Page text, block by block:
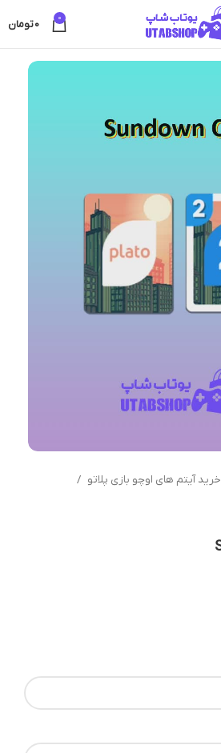
0
0تومان
خرید آیتم های اوچو بازی پلاتو